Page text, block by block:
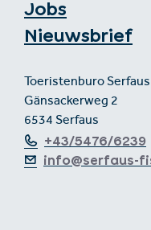
Jobs
Nieuwsbrief
Toeristenburo
Gänsackerweg 2
6534 Serfaus
+43/5476/6239
info@serfaus-